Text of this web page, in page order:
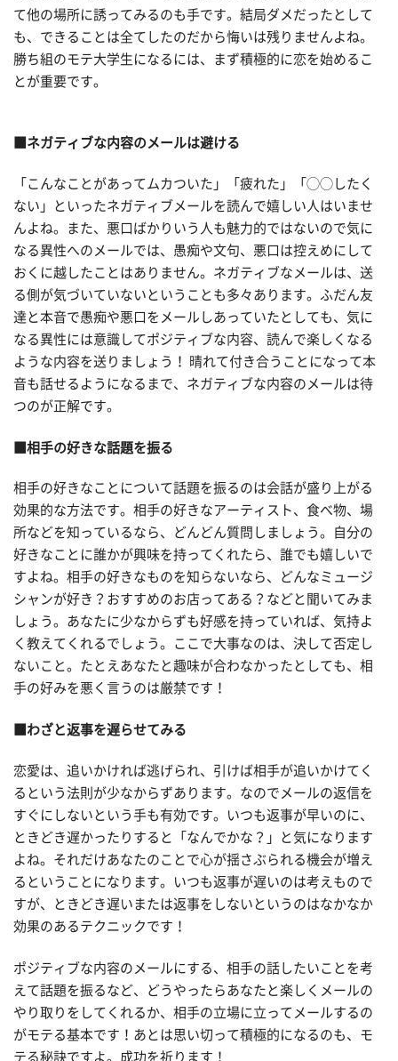
て他の場所に誘ってみるのも手です。結局ダメだったとして
も、できることは全てしたのだから悔いは残りませんよね。
勝ち組のモテ大学生になるには、まず積極的に恋を始めるこ
とが重要です。
■ネガティブな内容のメールは避ける
「こんなことがあってムカついた」「疲れた」「◯◯したく
ない」といったネガティブメールを読んで嬉しい人はいませ
んよね。また、悪口ばかりいう人も魅力的ではないので気に
なる異性へのメールでは、愚痴や文句、悪口は控えめにして
おくに越したことはありません。ネガティブなメールは、送
る側が気づいていないということも多々あります。ふだん友
達と本音で愚痴や悪口をメールしあっていたとしても、気に
なる異性には意識してポジティブな内容、読んで楽しくなる
ような内容を送りましょう！ 晴れて付き合うことになって本
音も話せるようになるまで、ネガティブな内容のメールは待
つのが正解です。
■相手の好きな話題を振る
相手の好きなことについて話題を振るのは会話が盛り上がる
効果的な方法です。相手の好きなアーティスト、食べ物、場
所などを知っているなら、どんどん質問しましょう。自分の
好きなことに誰かが興味を持ってくれたら、誰でも嬉しいで
すよね。相手の好きなものを知らないなら、どんなミュージ
シャンが好き？おすすめのお店ってある？などと聞いてみま
しょう。あなたに少なからずも好感を持っていれば、気持よ
く教えてくれるでしょう。ここで大事なのは、決して否定し
ないこと。たとえあなたと趣味が合わなかったとしても、相
手の好みを悪く言うのは厳禁です！
■わざと返事を遅らせてみる
恋愛は、追いかければ逃げられ、引けば相手が追いかけてく
るという法則が少なからずあります。なのでメールの返信を
すぐにしないという手も有効です。いつも返事が早いのに、
ときどき遅かったりすると「なんでかな？」と気になります
よね。それだけあなたのことで心が揺さぶられる機会が増え
るということになります。いつも返事が遅いのは考えもので
すが、ときどき遅いまたは返事をしないというのはなかなか
効果のあるテクニックです！
ポジティブな内容のメールにする、相手の話したいことを考
えて話題を振るなど、どうやったらあなたと楽しくメールの
やり取りをしてくれるか、相手の立場に立ってメールするの
がモテる基本です！あとは思い切って積極的になるのも、モ
テる秘訣ですよ。成功を祈ります！